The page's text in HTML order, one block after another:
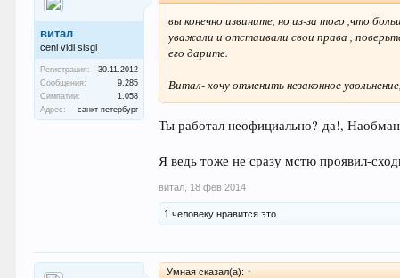
витал
ceni vidi sisgi
Регистрация:
30.11.2012
Сообщения:
9.285
Симпатии:
1.058
Адрес:
санкт-петербург
вы конечно извините, но из-за того ,что
уважали и отстаивали свои права ,
его дарите.
Витал- хочу отменить незаконное
Ты работал неофициально?-да!,
Я ведь тоже не сразу мстю проявил-
витал 18 фев 2014
1 человеку нравится это.
Умная сказал(а): ↑